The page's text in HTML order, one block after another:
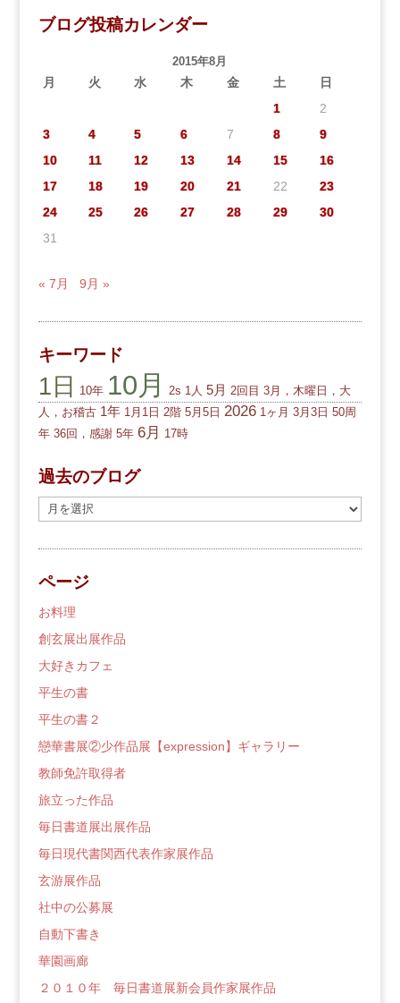
ブログ投稿カレンダー
2015年8月
月 火 水 木 金 土
日
1
2
3
4 5 6 7 8
9
10
11 12 13 14 15
16
17
18 19 20 21 22
23
24
25 26 27 28 29
30
31
« 7月 9月 »
キーワード
1日 10年 10月 2s 1人 5月 2回目 3月，木曜日，大
人，お稽古 1年 1月1日 2階 5月5日 2026 1ヶ月 3月3日 50周
年 36回，感謝 5年 6月 17時
過去のブログ
去
の
ロ
グ
ページ
お料理
創玄展出展作品
大好きカフェ
平生の書
平生の書２
戀華書展②少作品展【expression】ギャラリー
教師免許取得者
旅立った作品
毎日書道展出展作品
毎日現代書関西代表作家展作品
玄游展作品
社中の公募展
自動下書き
華園画廊
２０１０年 毎日書道展新会員作家展作品